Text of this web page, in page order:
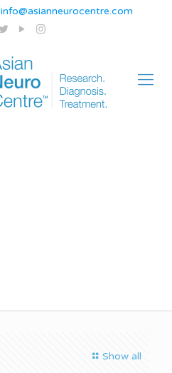
info@asianneurocentre.com
Show all